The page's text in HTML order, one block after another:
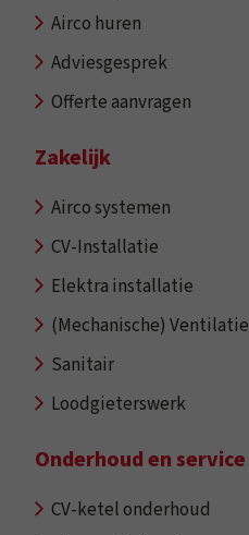
Airco huren
Adviesgesprek
Offerte aanvragen
Zakelijk
Airco systemen
CV-Installatie
Elektra installatie
(Mechanische) Ventilatie
Sanitair
Loodgieterswerk
Onderhoud en service
CV-ketel onderhoud